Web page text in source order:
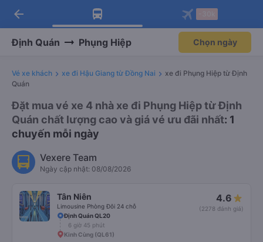
Tải app Vexere ngay!
Nhận ưu đãi thành viên độc
Mở app
Tải app Vexere
-30k/ghế khi đặt vé máy bay qua
Mở app
arrow_back
Định Quán Phụng Hiệp Chọn ngày
Vé xe khách xe đi Hậu Giang từ Đồng Nai
xe đi Phụng Hiệp từ Định
Quán
Đặt mua vé xe 4 nhà xe đi Phụng Hiệp từ Định
Quán chất lượng cao và giá vé ưu đãi nhất: 1
chuyến mỗi ngày
Vexere Team
Ngày cập nhật: 08/08/2026
Tân Niên
Limousine Phòng Đôi 24 chỗ
4.6
(2278 đánh giá)
Định Quán QL20
6 giờ 45 phút
Kinh Cùng (QL61)